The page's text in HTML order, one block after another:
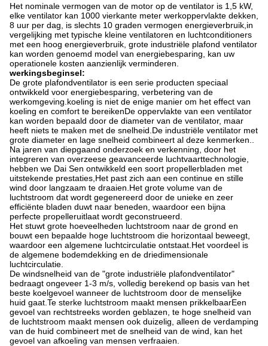
Het nominale vermogen van de motor op de ventilator is 1,5 kW,
elke ventilator kan 1000 vierkante meter werkoppervlakte dekken,
8 uur per dag, is slechts 10 graden vermogen energieverbruik,in
vergelijking met typische kleine ventilatoren en luchtconditioners
met een hoog energieverbruik, grote industriële plafond ventilator
kan worden genoemd model van energiebesparing, kan uw
operationele kosten aanzienlijk verminderen.
werkingsbeginsel:
De grote plafondventilator is een serie producten speciaal
ontwikkeld voor energiebesparing, verbetering van de
werkomgeving.koeling is niet de enige manier om het effect van
koeling en comfort te bereikenDe oppervlakte van een ventilator
kan worden bepaald door de diameter van de ventilator, maar
heeft niets te maken met de snelheid.De industriële ventilator met
grote diameter en lage snelheid combineert al deze kenmerken..
Na jaren van diepgaand onderzoek en verkenning, door het
integreren van overzeese geavanceerde luchtvaarttechnologie,
hebben we Dai Sen ontwikkeld een soort propellerbladen met
uitstekende prestaties,Het past zich aan een continue en stille
wind door langzaam te draaien.Het grote volume van de
luchtstroom dat wordt gegenereerd door de unieke en zeer
efficiënte bladen duwt naar beneden, waardoor een bijna
perfecte propelleruitlaat wordt geconstrueerd.
Het stuwt grote hoeveelheden luchtstroom naar de grond en
bouwt een bepaalde hoge luchtstroom die horizontaal beweegt,
waardoor een algemene luchtcirculatie ontstaat.Het voordeel is
de algemene bodemdekking en de driedimensionale
luchtcirculatie.
De windsnelheid van de "grote industriële plafondventilator"
bedraagt ongeveer 1-3 m/s, volledig berekend op basis van het
beste koelgevoel wanneer de luchtstroom door de menselijke
huid gaat.Te sterke luchtstroom maakt mensen prikkelbaarEen
gevoel van rechtstreeks worden geblazen, te hoge snelheid van
de luchtstroom maakt mensen ook duizelig, alleen de verdamping
van de huid combineert met de snelheid van de wind, kan het
gevoel van afkoeling van mensen verfraaien.